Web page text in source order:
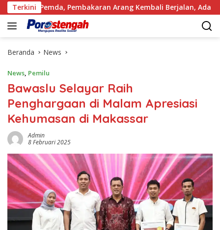
Langsung
ke
konten
Terkini
Pembakaran Arang Kembali Berjalan, Ada Apa dengan
Beranda News
News, Pemilu
Bawaslu Selayar Raih
Penghargaan di Malam Apresiasi
Kehumasan di Makassar
Admin
8 Februari 2025